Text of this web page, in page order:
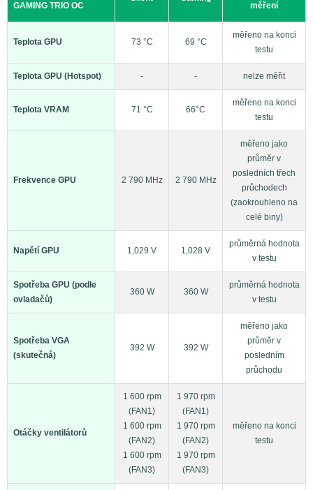
GAMING TRIO OC měření
Teplota GPU 73 °C 69 °C
měřeno na konci
testu
Teplota GPU (Hotspot) - - nelze měřit
Teplota VRAM 71 °C 66°C
měřeno na konci
testu
Frekvence GPU 2 790 MHz 2 790 MHz
měřeno jako
průměr v
posledních třech
průchodech
(zaokrouhleno na
celé biny)
Napětí GPU 1,029 V 1,028 V
průměrná hodnota
v testu
Spotřeba GPU (podle
ovladačů)
360 W 360 W
průměrná hodnota
v testu
Spotřeba VGA
(skutečná)
392 W 392 W
měřeno jako
průměr v
posledním
průchodu
Otáčky ventilátorů
1 600 rpm
(FAN1)
1 600 rpm
(FAN2)
1 600 rpm
(FAN3)
1 970 rpm
(FAN1)
1 970 rpm
(FAN2)
1 970 rpm
(FAN3)
měřeno na konci
testu